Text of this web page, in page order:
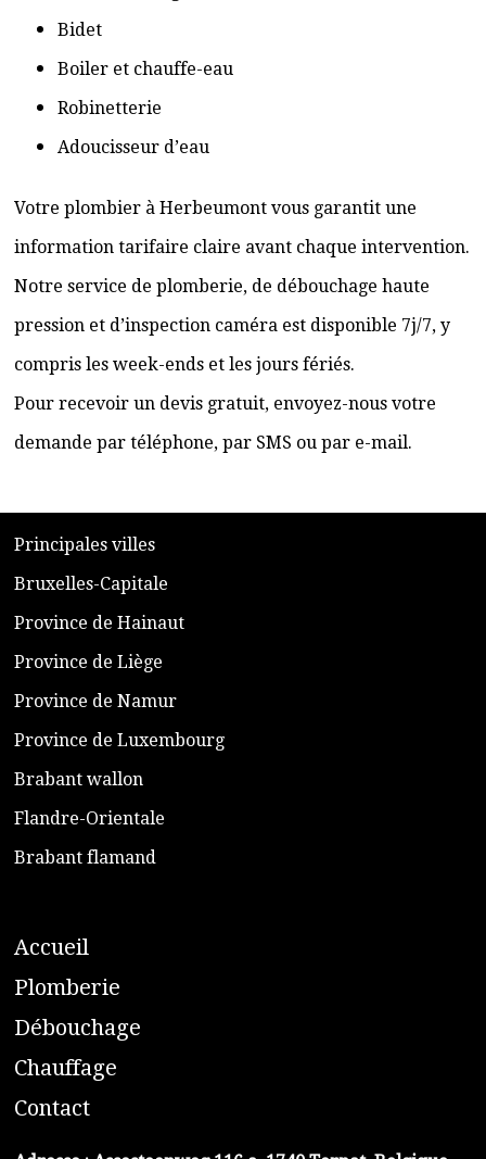
Bidet
Boiler et chauffe-eau
Robinetterie
Adoucisseur d’eau
Votre plombier à Herbeumont vous garantit une
information tarifaire claire avant chaque intervention.
Notre service de plomberie, de débouchage haute
pression et d’inspection caméra est disponible 7j/7, y
compris les week-ends et les jours fériés.
Pour recevoir un devis gratuit, envoyez-nous votre
demande par téléphone, par SMS ou par e-mail.
​Principales villes
​Bruxelles-Capitale
​Province de Hainaut
Province de Liège
​Province de Namur
​Province de Luxembourg
​Brabant wallon
​Flandre-Orientale
​Brabant flamand
Accueil
​Plomberie
Débouchage
Chauffage
Contact